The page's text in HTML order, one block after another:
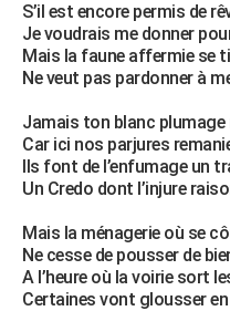
Alimentation
Guide de la santé
Maladies
Médicaments
Sommeil
VOYAGE
Destinations
City break
Voyage nature
Voyage de noces
Forum
Climat
+PHOTO
GUIDES D'ACHAT
BONS PLANS
Carte de Noël
Carte Bonne année
Carte Saint-Valentin
Carte Pâques
Carte d'anniversaire
DICTIONNAIRE
Dictionnaire
Biographies
Citations
Expressions
Proverbes
PROGRAMME TV
S’il est encore permis de
Je voudrais me donner
Mais la faune affermie se
Ne veut pas pardonner à
Jamais ton blanc plumage
Car ici nos parjures
Ils font de l’enfumage un
Un Credo dont l’injure
Mais la ménagerie où se
Ne cesse de pousser de
A l’heure où la voirie sort
Certaines vont glousser